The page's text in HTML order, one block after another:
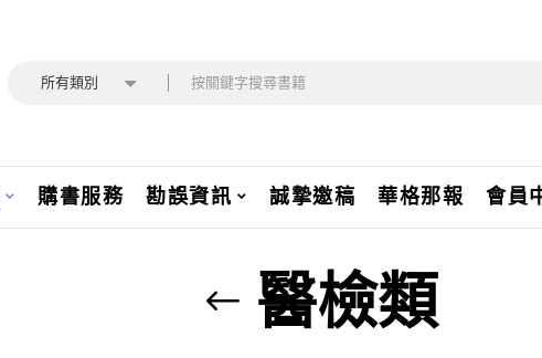
所有類別
購書服務 勘誤資訊 誠摯邀稿 華格那報 會員
醫檢類